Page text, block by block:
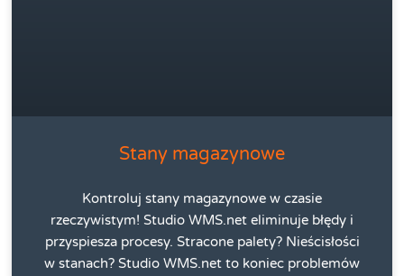
Stany magazynowe
Kontroluj stany magazynowe w czasie
rzeczywistym! Studio WMS.net eliminuje błędy i
przyspiesza procesy. Stracone palety? Nieścisłości
w stanach? Studio WMS.net to koniec problemów